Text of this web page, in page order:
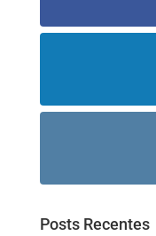
Posts Recentes